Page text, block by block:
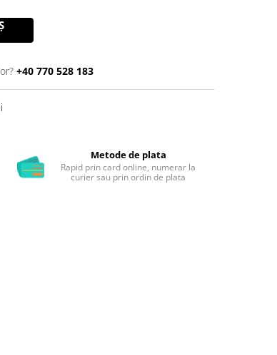
+40 770 528 183
Metode de plata
Rapid prin card online, numerar la
curier sau prin ordin de plata